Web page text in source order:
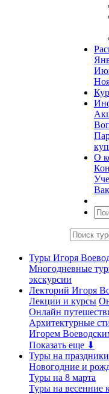
О
Туры Игоря
Многодневные
экскурсии
Лекторий Игоря
Лекции и курсы
Онлайн
Архитектурные
Игорем
Показать еще ⬇
Туры на
Новогодние и
Туры на 8 марта
Туры на весенние